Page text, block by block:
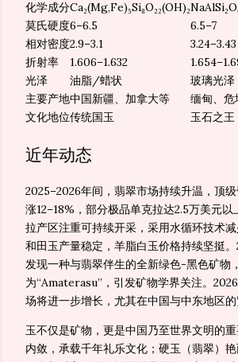
化学成分Ca₂(Mg,Fe)₅Si₈O₂₂(OH)₂
莫氏硬度6–6.5
6.5–7
相对密度2.9–3.1
3.24–3.43
折射率
1.606–1.632
光泽
油脂/蜡状
玻璃光泽
主要产地中国新疆、加拿大等
缅甸、危
文化地位传统国玉 玉石之王
近年动态
2025–2026年间，翡翠市场持续升温，顶
涨12–18%，部分极品单克拉达2.5万美元
拉产区注重可持续开采，采用水循环技术
和田玉产量稳定，羊脂白玉价格持续坚挺
发现一种与翡翠伴生的全新绿色-黑色矿物
为“Amaterasu”，引发矿物学界关注。
场将进一步增长，尤其在中国与中东地区的
玉不仅是矿物，更是中国乃至世界文明的
内敛，承载千年礼乐文化；硬玉（翡翠）